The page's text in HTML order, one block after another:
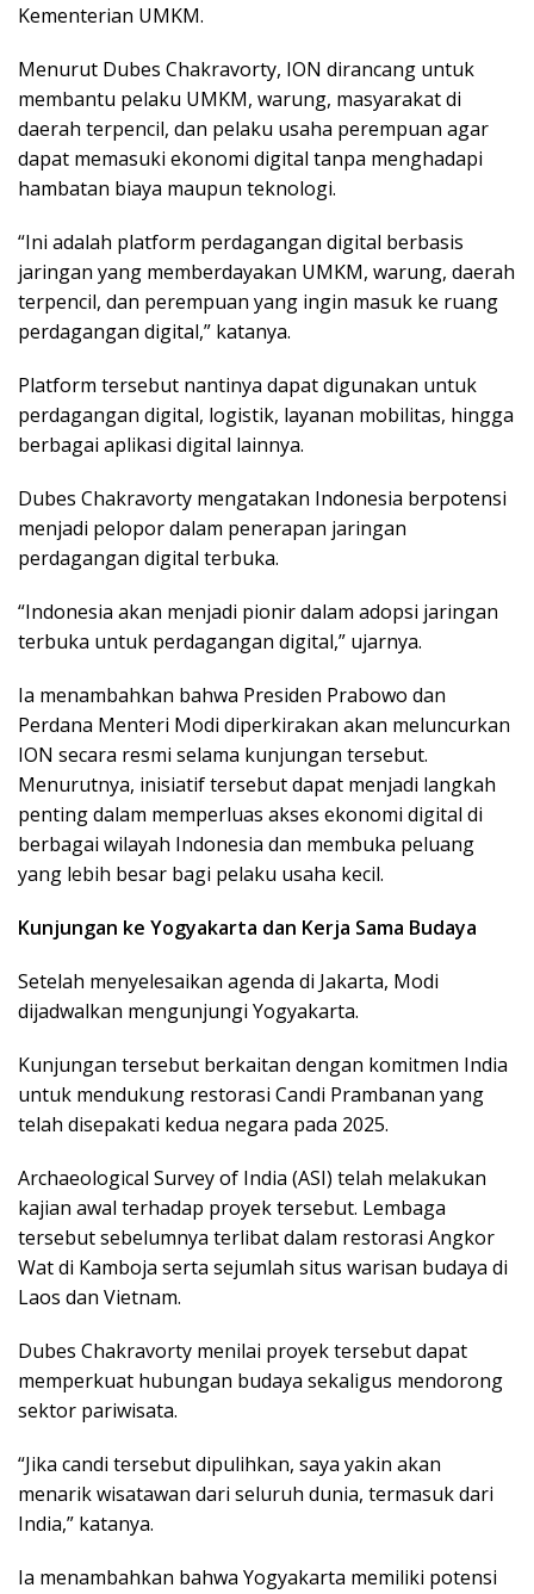
Kementerian UMKM.
Menurut Dubes Chakravorty, ION dirancang untuk
membantu pelaku UMKM, warung, masyarakat di
daerah terpencil, dan pelaku usaha perempuan agar
dapat memasuki ekonomi digital tanpa menghadapi
hambatan biaya maupun teknologi.
“Ini adalah platform perdagangan digital berbasis
jaringan yang memberdayakan UMKM, warung, daerah
terpencil, dan perempuan yang ingin masuk ke ruang
perdagangan digital,” katanya.
Platform tersebut nantinya dapat digunakan untuk
perdagangan digital, logistik, layanan mobilitas, hingga
berbagai aplikasi digital lainnya.
Dubes Chakravorty mengatakan Indonesia berpotensi
menjadi pelopor dalam penerapan jaringan
perdagangan digital terbuka.
“Indonesia akan menjadi pionir dalam adopsi jaringan
terbuka untuk perdagangan digital,” ujarnya.
Ia menambahkan bahwa Presiden Prabowo dan
Perdana Menteri Modi diperkirakan akan meluncurkan
ION secara resmi selama kunjungan tersebut.
Menurutnya, inisiatif tersebut dapat menjadi langkah
penting dalam memperluas akses ekonomi digital di
berbagai wilayah Indonesia dan membuka peluang
yang lebih besar bagi pelaku usaha kecil.
Kunjungan ke Yogyakarta dan Kerja Sama Budaya
Setelah menyelesaikan agenda di Jakarta, Modi
dijadwalkan mengunjungi Yogyakarta.
Kunjungan tersebut berkaitan dengan komitmen India
untuk mendukung restorasi Candi Prambanan yang
telah disepakati kedua negara pada 2025.
Archaeological Survey of India (ASI) telah melakukan
kajian awal terhadap proyek tersebut. Lembaga
tersebut sebelumnya terlibat dalam restorasi Angkor
Wat di Kamboja serta sejumlah situs warisan budaya di
Laos dan Vietnam.
Dubes Chakravorty menilai proyek tersebut dapat
memperkuat hubungan budaya sekaligus mendorong
sektor pariwisata.
“Jika candi tersebut dipulihkan, saya yakin akan
menarik wisatawan dari seluruh dunia, termasuk dari
India,” katanya.
Ia menambahkan bahwa Yogyakarta memiliki potensi